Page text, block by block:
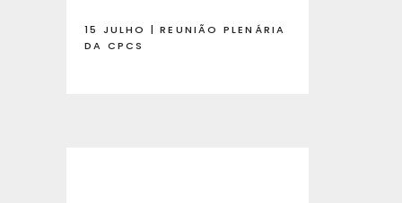
15 JULHO | REUNIÃO PLENÁRIA
DA CPCS